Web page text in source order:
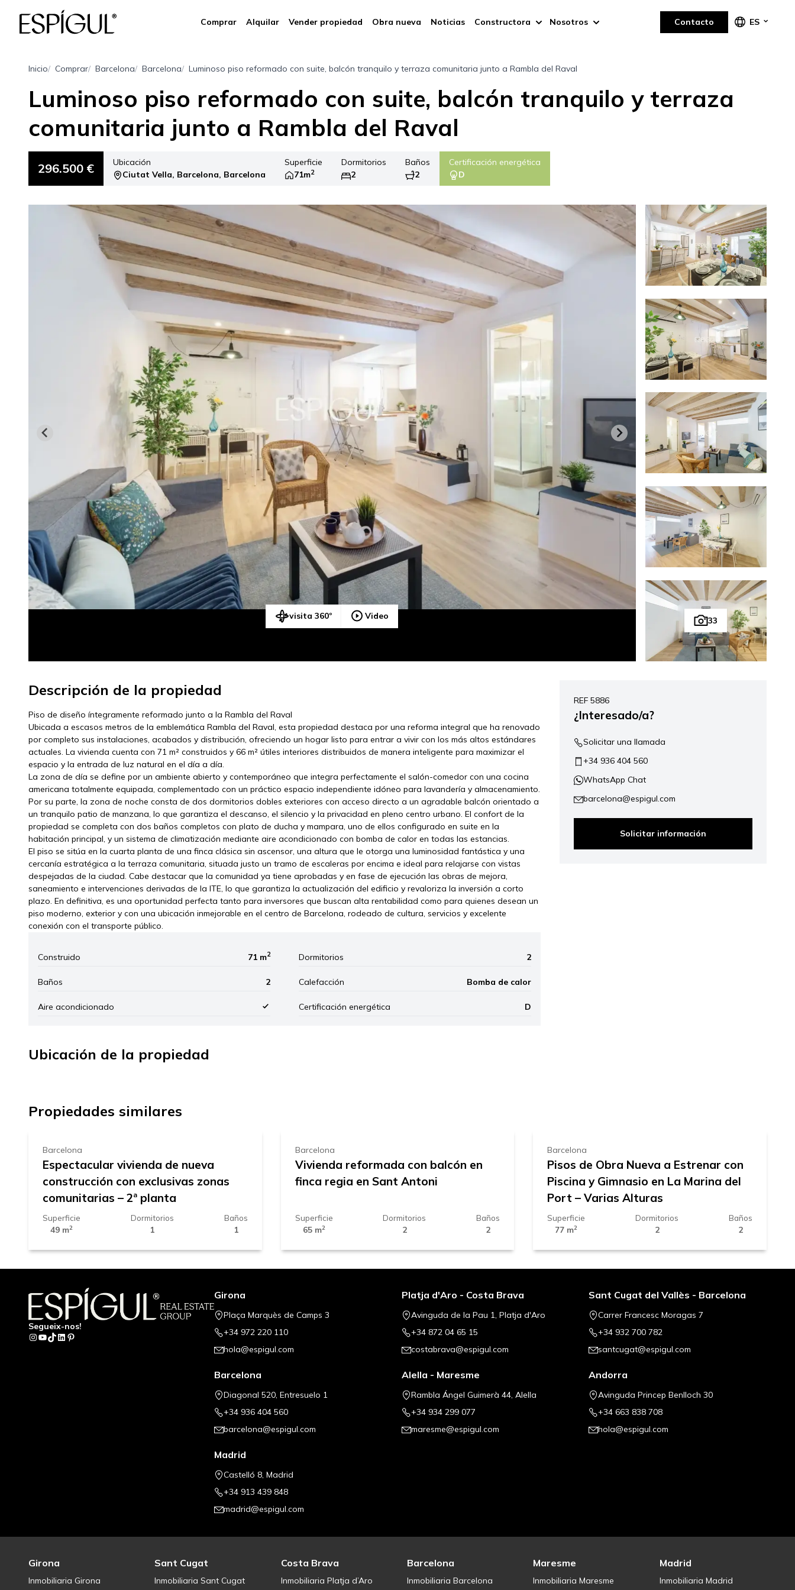
Comprar Alquilar Vender propiedad Obra nueva Noticias Constructora Nosotros Contacto ES
Inicio Comprar Barcelona Barcelona Luminoso piso reformado con suite, balcón tranquilo y terraza comunitaria junto a Rambla del Raval
Luminoso piso reformado con suite, balcón tranquilo y terraza
comunitaria junto a Rambla del Raval
296.500 €
Ubicación
Ciutat Vella, Barcelona, Barcelona
Superficie
71m2
Dormitorios
2
Baños
2
Certificación energética
D
visita 360º Video 33
Descripción de la propiedad
Piso de diseño íntegramente reformado junto a la Rambla del Raval
Ubicada a escasos metros de la emblemática Rambla del Raval, esta propiedad destaca por una reforma integral que ha renovado
por completo sus instalaciones, acabados y distribución, ofreciendo un hogar listo para entrar a vivir con los más altos estándares
actuales. La vivienda cuenta con 71 m² construidos y 66 m² útiles interiores distribuidos de manera inteligente para maximizar el
espacio y la entrada de luz natural en el día a día.
La zona de día se define por un ambiente abierto y contemporáneo que integra perfectamente el salón-comedor con una cocina
americana totalmente equipada, complementado con un práctico espacio independiente idóneo para lavandería y almacenamiento.
Por su parte, la zona de noche consta de dos dormitorios dobles exteriores con acceso directo a un agradable balcón orientado a
un tranquilo patio de manzana, lo que garantiza el descanso, el silencio y la privacidad en pleno centro urbano. El confort de la
propiedad se completa con dos baños completos con plato de ducha y mampara, uno de ellos configurado en suite en la
habitación principal, y un sistema de climatización mediante aire acondicionado con bomba de calor en todas las estancias.
El piso se sitúa en la cuarta planta de una finca clásica sin ascensor, una altura que le otorga una luminosidad fantástica y una
cercanía estratégica a la terraza comunitaria, situada justo un tramo de escaleras por encima e ideal para relajarse con vistas
despejadas de la ciudad. Cabe destacar que la comunidad ya tiene aprobadas y en fase de ejecución las obras de mejora,
saneamiento e intervenciones derivadas de la ITE, lo que garantiza la actualización del edificio y revaloriza la inversión a corto
plazo. En definitiva, es una oportunidad perfecta tanto para inversores que buscan alta rentabilidad como para quienes desean un
piso moderno, exterior y con una ubicación inmejorable en el centro de Barcelona, rodeado de cultura, servicios y excelente
conexión con el transporte público.
Construido 71 m2 Dormitorios 2
Baños 2 Calefacción Bomba de calor
Aire acondicionado Certificación energética D
Ubicación de la propiedad
−
REF 5886
¿Interesado/a?
Solicitar una llamada
+34 936 404 560
WhatsApp Chat
barcelona@espigul.com
Solicitar información
Propiedades similares
360.000 €
Barcelona
Espectacular vivienda de nueva
construcción con exclusivas zonas
comunitarias – 2ª planta
Superficie
49 m2
Dormitorios
1
Baños
1
Barcelona
Vivienda reformada con balcón en
finca regia en Sant Antoni
Superficie
65 m2
Dormitorios
2
Baños
2
Barcelona
Pisos de Obra Nueva a Estrenar con
Piscina y Gimnasio en La Marina del
Port – Varias Alturas
Superficie
77 m2
Dormitorios
2
Baños
2
Segueix-nos!
Instagram
YouTube
TikTok
LinkedIn
Pinterest
Girona
Plaça Marquès de Camps 3
+34 972 220 110
hola@espigul.com
Platja d'Aro - Costa Brava
Avinguda de la Pau 1, Platja d'Aro
+34 872 04 65 15
costabrava@espigul.com
Sant Cugat del Vallès - Barcelona
Carrer Francesc Moragas 7
+34 932 700 782
santcugat@espigul.com
Barcelona
Diagonal 520, Entresuelo 1
+34 936 404 560
barcelona@espigul.com
Alella - Maresme
Rambla Ángel Guimerà 44, Alella
+34 934 299 077
maresme@espigul.com
Andorra
Avinguda Princep Benlloch 30
+34 663 838 708
hola@espigul.com
Madrid
Castelló 8, Madrid
+34 913 439 848
madrid@espigul.com
Girona
Inmobiliaria Girona
Sant Cugat
Inmobiliaria Sant Cugat
Costa Brava
Inmobiliaria Platja d’Aro
Barcelona
Inmobiliaria Barcelona
Maresme
Inmobiliaria Maresme
Madrid
Inmobiliaria Madrid